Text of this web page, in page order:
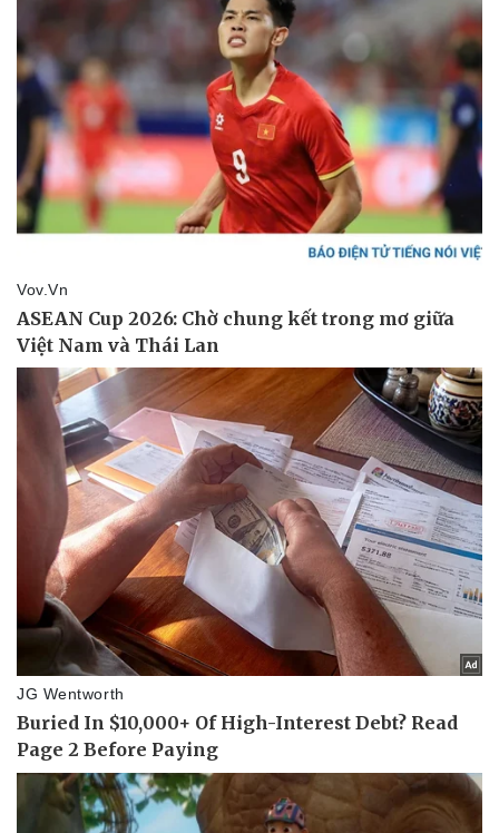
Văn hóa
Sân khấu - Điện ảnh
Văn học
Âm nhạc
Di sản
Nghệ sĩ
Thời trang